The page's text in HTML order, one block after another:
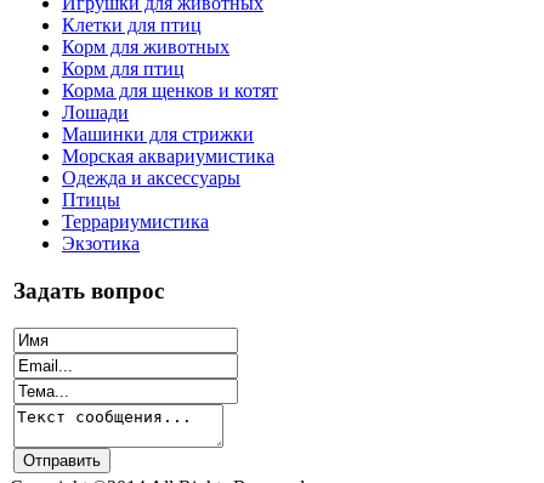
Клетки для птиц
Корм для животных
Корм для птиц
Корма для щенков и котят
Лошади
Машинки для стрижки
Морская аквариумистика
Одежда и аксессуары
Птицы
Террариумистика
Экзотика
Задать вопрос